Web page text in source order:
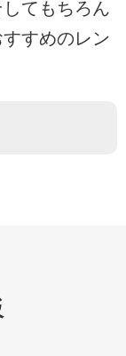
てもちろん
すめのレン